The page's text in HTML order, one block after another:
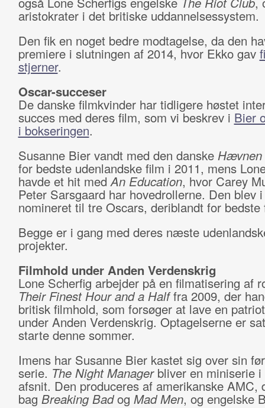
aristokrater i det britiske uddannelsessystem.
Den fik en noget bedre modtagelse, da den
premiere i slutningen af 2014, hvor Ekko gav
stjerner.
Oscar-succeser
De danske filmkvinder har tidligere høstet
succes med deres film, som vi beskrev i Bier
i bokseringen.
Susanne Bier vandt med den danske Hævnen
for bedste udenlandske film i 2011, mens
havde et hit medAn Education, hvor Carey
Peter Sarsgaard har hovedrollerne. Den blev
nomineret til tre Oscars, deriblandt for bedste
Begge er i gang med deres næste
projekter.
Filmhold under Anden Verdenskrig
Lone Scherfig arbejder på en filmatisering af
Their Finest Hour and a Halffra 2009, der
britisk filmhold, som forsøger at lave en
under Anden Verdenskrig. Optagelserne er
starte denne sommer.
Imens har Susanne Bier kastet sig over sin
serie. The Night Managerbliver en miniserie i
afsnit. Den produceres af amerikanske AMC,
bag Breaking Badog Mad Men, og engelske